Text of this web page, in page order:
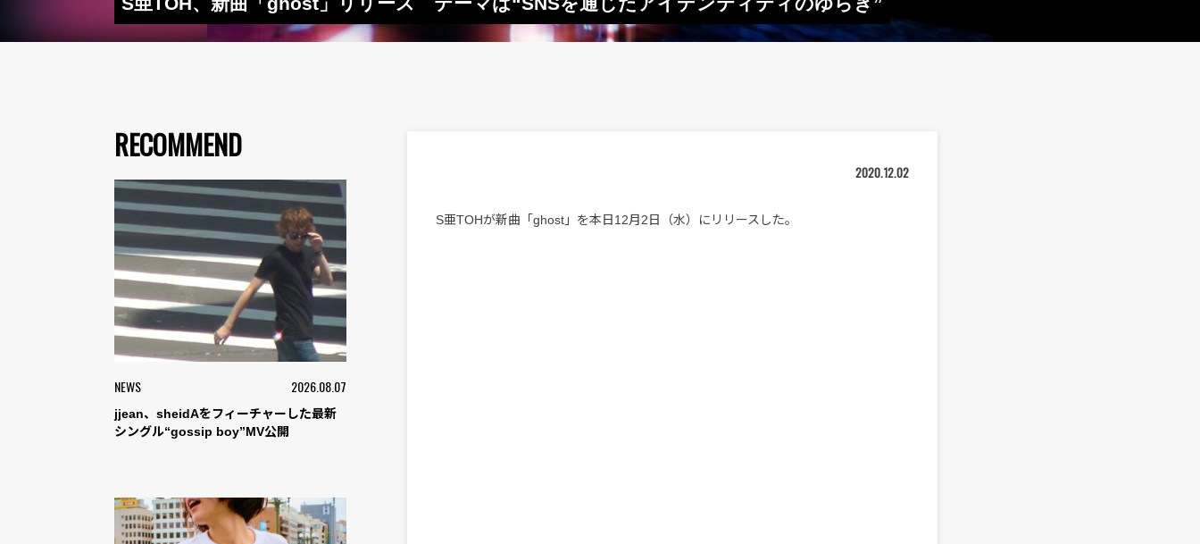
RECOMMEND
NEWS 2026.08.07
jjean、sheidAをフィーチャーした最新
シングル“gossip boy”MV公開
2020.12.02
S亜TOHが新曲「ghost」を本日12月2日（水）にリリースした。